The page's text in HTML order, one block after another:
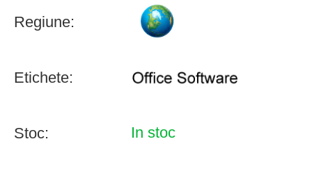
Regiune:
Etichete:
Stoc: In stoc